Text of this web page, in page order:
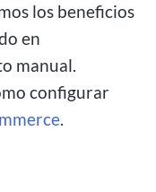
los beneficios
en
manual.
configurar
.